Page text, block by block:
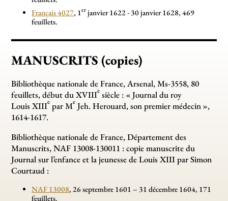
Français 4027, 1er janvier 1622 - 30 janvier 1628, 469
feuillets.
MANUSCRITS (copies)
Bibliothèque nationale de France, Arsenal, Ms-3558, 80
feuillets, début du XVIIIe siècle : «Journal du roy
Louis XIIIe par Me Jeh. Herouard, son premier médecin»,
1614-1617.
Bibliothèque nationale de France, Département des
Manuscrits, NAF 13008-130011 : copie manuscrite du
Journal sur l’enfance et la jeunesse de Louis XIII par Simon
Courtaud :
NAF 13008, 26 septembre 1601 – 31 décembre 1604, 171
feuillets.